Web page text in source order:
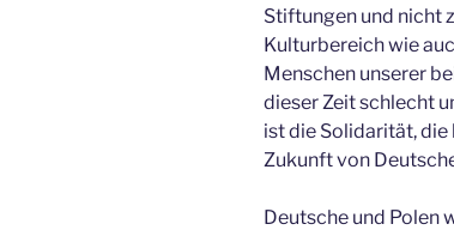
Stiftungen und nicht
Kulturbereich wie
Menschen unserer
dieser Zeit schlecht
ist die Solidarität,
Zukunft von
Deutsche und Polen